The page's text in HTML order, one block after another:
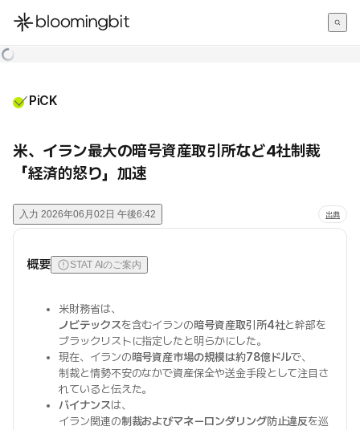
한국어
PiCK
米、イラン最大の暗号資産取引所など4社制裁
「経済的怒り」加速
入力 2026年06月02日 午後6:42 出典
概要 STAT AIのご案内
米財務省は、
ノビテックスを含むイランの暗号資産取引所4社と幹部を
ブラックリストに指定したと明らかにした。
現在、イランの暗号資産市場の規模は約78億ドルで、
制裁と情勢不安のなかで資産保全や送金手段として注目さ
れていると伝えた。
バイナンスは、
イラン関連の制裁およびマネーロンダリング防止違反を巡